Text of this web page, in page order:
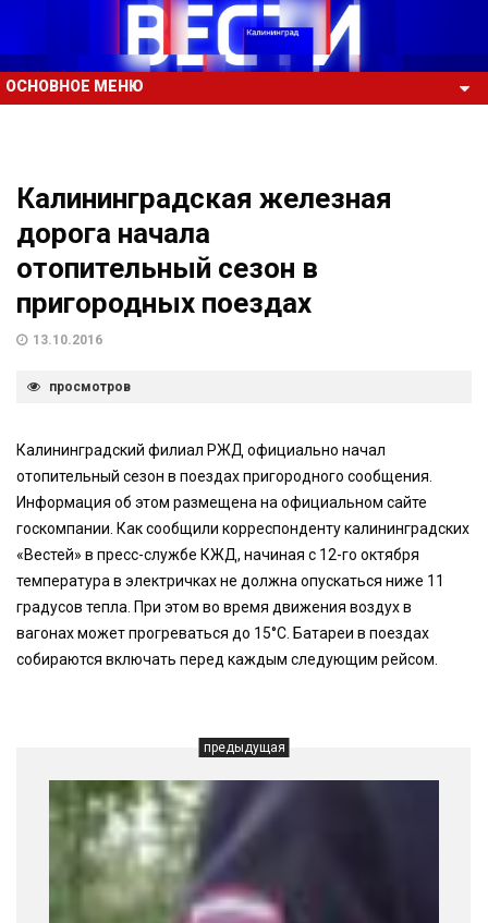
ОСНОВНОЕ МЕНЮ
Калининградская железная
дорога начала
отопительный сезон в
пригородных поездах
13.10.2016
просмотров
Калининградский филиал РЖД официально начал
отопительный сезон в поездах пригородного сообщения.
Информация об этом размещена на официальном сайте
госкомпании. Как сообщили корреспонденту калининградских
«Вестей» в пресс-службе КЖД, начиная с 12-го октября
температура в электричках не должна опускаться ниже 11
градусов тепла. При этом во время движения воздух в
вагонах может прогреваться до 15°С. Батареи в поездах
собираются включать перед каждым следующим рейсом.
предыдущая